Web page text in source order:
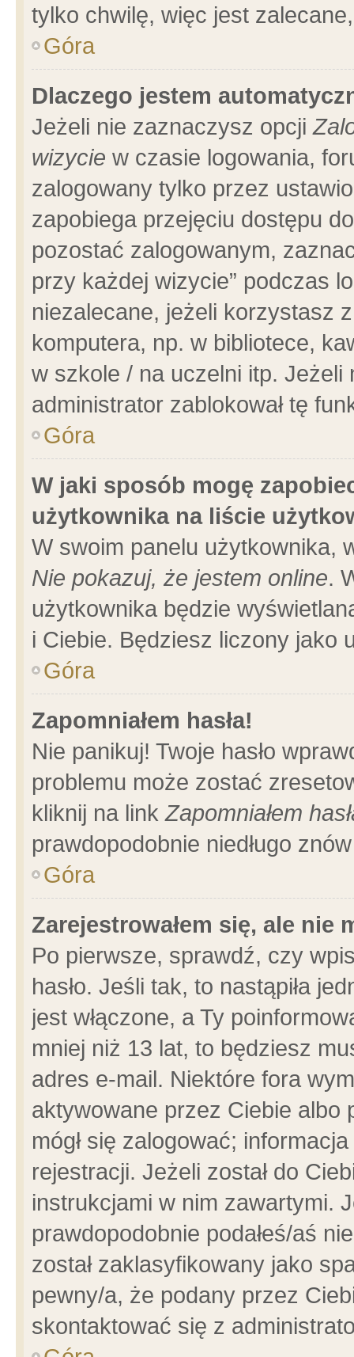
tylko chwilę, więc jest
Góra
Dlaczego jestem
Jeżeli nie zaznaczysz opcji
wizycie w czasie logowania,
zalogowany tylko przez
zapobiega przejęciu dostępu
pozostać zalogowanym,
przy każdej wizycie” podczas
niezalecane, jeżeli korzystasz
komputera, np. w bibliotece,
w szkole / na uczelni itp.
administrator zablokował tę
Góra
W jaki sposób mogę
użytkownika na liście
W swoim panelu użytkownika,
Nie pokazuj, że jestem online.
użytkownika będzie
i Ciebie. Będziesz liczony jako
Góra
Zapomniałem hasła!
Nie panikuj! Twoje hasło
problemu może zostać
kliknij na linkZapomniałem
prawdopodobnie niedługo
Góra
Zarejestrowałem się, ale nie
Po pierwsze, sprawdź, czy
hasło. Jeśli tak, to nastąpiła
jest włączone, a Ty
mniej niż 13 lat, to będziesz
adres e-mail. Niektóre fora
aktywowane przez Ciebie albo
mógł się zalogować;
rejestracji. Jeżeli został do
instrukcjami w nim zawartymi.
prawdopodobnie podałeś/aś
został zaklasyfikowany jako
pewny/a, że podany przez
skontaktować się z